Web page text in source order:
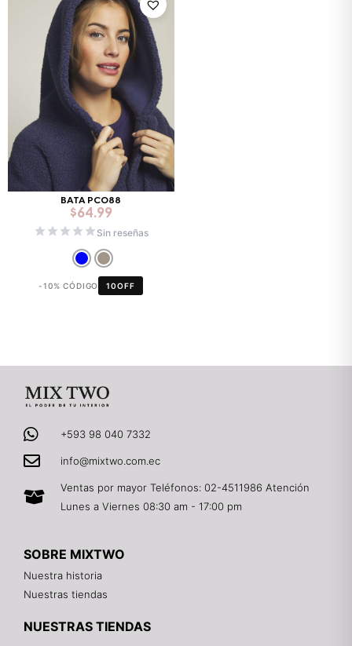
BATA PC088
$64.99
Sin reseñas
-10% CÓDIGO 10OFF
+593 98 040 7332
info@mixtwo.com.ec
Ventas por mayor Teléfonos: 02-4511986 Atención
Lunes a Viernes 08:30 am - 17:00 pm
SOBRE MIXTWO
Nuestra historia
Nuestras tiendas
NUESTRAS TIENDAS